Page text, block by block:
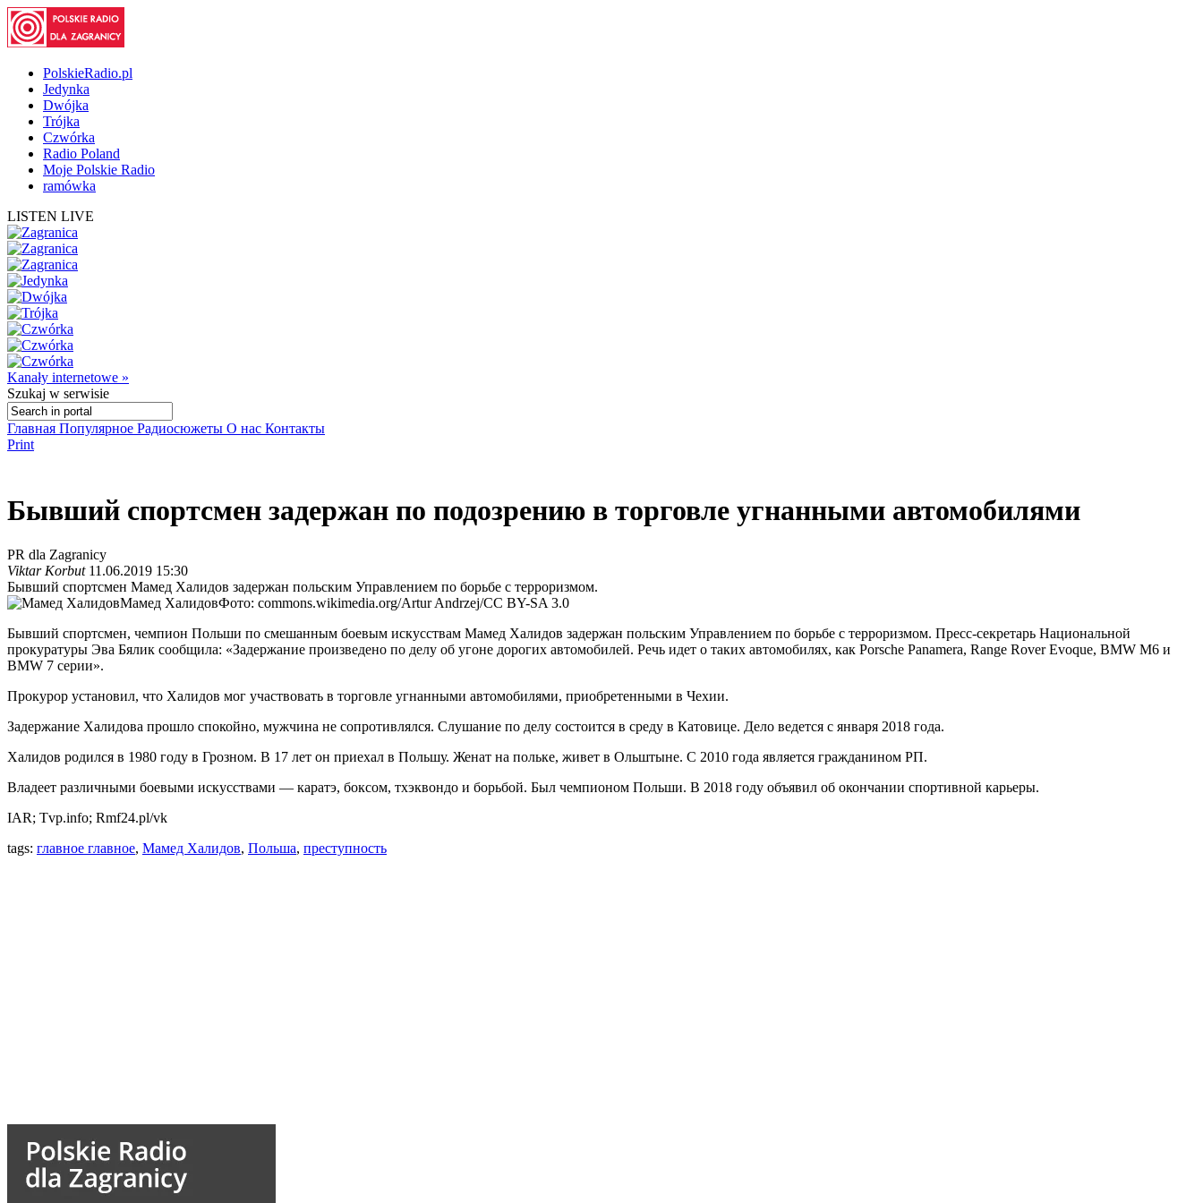
PolskieRadio.pl
Jedynka
Dwójka
Trójka
Czwórka
Radio Poland
Moje Polskie Radio
ramówka
LISTEN LIVE
Kanały internetowe »
Szukaj w serwisie
Главная Популярное Радиосюжеты О нас Контакты
Print
Бывший спортсмен задержан по подозрению в торговле угнанными автомобилями
PR dla Zagranicy
Viktar Korbut11.06.2019 15:30
Бывший спортсмен Мамед Халидов задержан польским Управлением по борьбе с терроризмом.
Мамед ХалидовФото: commons.wikimedia.org/Artur Andrzej/CC BY-SA 3.0
Бывший спортсмен, чемпион Польши по смешанным боевым искусствам Мамед Халидов задержан польским Управлением по борьбе с терроризмом. Пресс-секретарь Национальной
прокуратуры Эва Бялик сообщила: «Задержание произведено по делу об угоне дорогих автомобилей. Речь идет о таких автомобилях, как Porsche Panamera, Range Rover Evoque, BMW M6 и
BMW 7 серии».
Прокурор установил, что Халидов мог участвовать в торговле угнанными автомобилями, приобретенными в Чехии.
Задержание Халидова прошло спокойно, мужчина не сопротивлялся. Слушание по делу состоится в среду в Катовице. Дело ведется с января 2018 года.
Халидов родился в 1980 году в Грозном. В 17 лет он приехал в Польшу. Женат на польке, живет в Ольштыне. С 2010 года является гражданином РП.
Владеет различными боевыми искусствами — каратэ, боксом, тхэквондо и борьбой. Был чемпионом Польши. В 2018 году объявил об окончании спортивной карьеры.
IAR; Tvp.info; Rmf24.pl/vk
tags: главное главное, Мамед Халидов, Польша, преступность